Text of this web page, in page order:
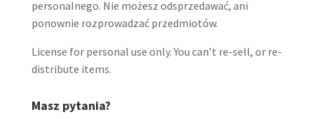
personalnego. Nie możesz odsprzedawać, ani
ponownie rozprowadzać przedmiotów.
License for personal use only. You can’t re-sell, or re-
distribute items.
Masz pytania?